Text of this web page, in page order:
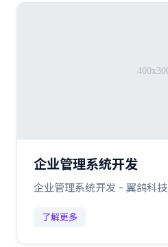
企业管理系统开发
企业管理系统开发 - 翼鸽科技
了解更多